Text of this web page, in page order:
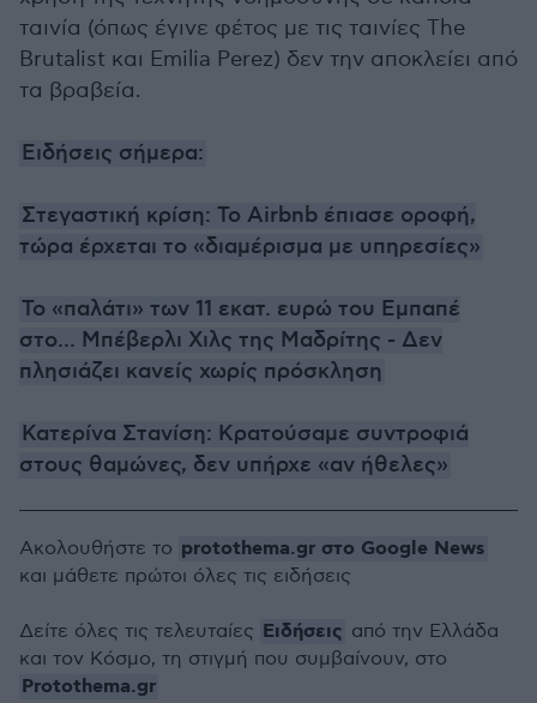
ταινία (όπως έγινε φέτος με τις ταινίες The
Brutalist και Emilia Perez) δεν την αποκλείει από
τα βραβεία.
Ειδήσεις σήμερα:
Στεγαστική κρίση: Το Airbnb έπιασε οροφή,
τώρα έρχεται το «διαμέρισμα με υπηρεσίες»
Το «παλάτι» των 11 εκατ. ευρώ του Εμπαπέ
στο... Μπέβερλι Χιλς της Μαδρίτης - Δεν
πλησιάζει κανείς χωρίς πρόσκληση
Κατερίνα Στανίση: Κρατούσαμε συντροφιά
στους θαμώνες, δεν υπήρχε «αν ήθελες»
Ακολουθήστε το protothema.gr στο Google News
και μάθετε πρώτοι όλες τις ειδήσεις
Δείτε όλες τις τελευταίες Ειδήσεις από την Ελλάδα
και τον Κόσμο, τη στιγμή που συμβαίνουν, στο
Protothema.gr